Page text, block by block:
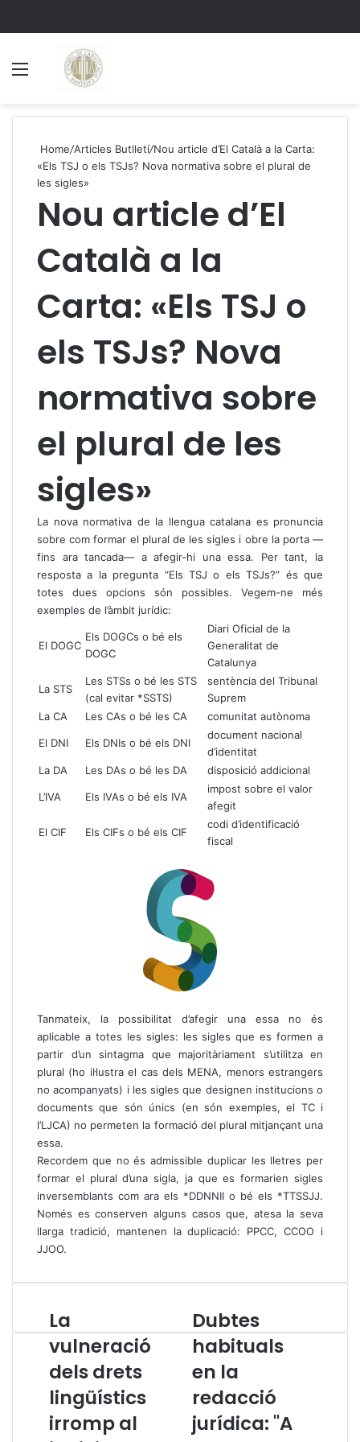
Home/Articles Butlletí/Nou article d’El Català a la Carta:
«Els TSJ o els TSJs? Nova normativa sobre el plural de
les sigles»
Nou article d’El
Català a la
Carta: «Els TSJ o
els TSJs? Nova
normativa sobre
el plural de les
sigles»
La nova normativa de la llengua catalana es pronuncia
sobre com formar el plural de les sigles i obre la porta —
fins ara tancada— a afegir-hi una essa. Per tant, la
resposta a la pregunta “Els TSJ o els TSJs?” és que
totes dues opcions són possibles. Vegem-ne més
exemples de l’àmbit jurídic:
El DOGC
Els DOGCs o bé els
DOGC
Diari Oficial de la
Generalitat de
Catalunya
La STS
Les STSs o bé les STS
(cal evitar *SSTS)
sentència del Tribunal
Suprem
La CA
Les CAs o bé les CA comunitat autònoma
El DNI Els DNIs o bé els DNI
document nacional
d’identitat
La DA
Les DAs o bé les DA disposició addicional
L’IVA Els IVAs o bé els IVA
impost sobre el valor
afegit
El CIF Els CIFs o bé els CIF
codi d’identificació
fiscal
Tanmateix, la possibilitat d’afegir una essa no és
aplicable a totes les sigles: les sigles que es formen a
partir d’un sintagma que majoritàriament s’utilitza en
plural (ho il·lustra el cas dels MENA, menors estrangers
no acompanyats) i les sigles que designen institucions o
documents que són únics (en són exemples, el TC i
l’LJCA) no permeten la formació del plural mitjançant una
essa.
Recordem que no és admissible duplicar les lletres per
formar el plural d’una sigla, ja que es formarien sigles
inversemblants com ara els *DDNNII o bé els *TTSSJJ.
Només es conserven alguns casos que, atesa la seva
llarga tradició, mantenen la duplicació: PPCC, CCOO i
JJOO.
L
a
v
u
e
r
La
vulneració
dels drets
lingüístics
irromp al
D
u
b
t
s
h
a
Dubtes
habituals
en la
redacció
jurídica: "A